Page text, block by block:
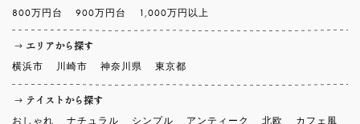
800万円台
900万円台 1,000万円以上
エリアから探す
横浜市 川崎市 神奈川県 東京都
テイストから探す
おしゃれ ナチュラル シンプル アンティーク 北欧
カフェ風